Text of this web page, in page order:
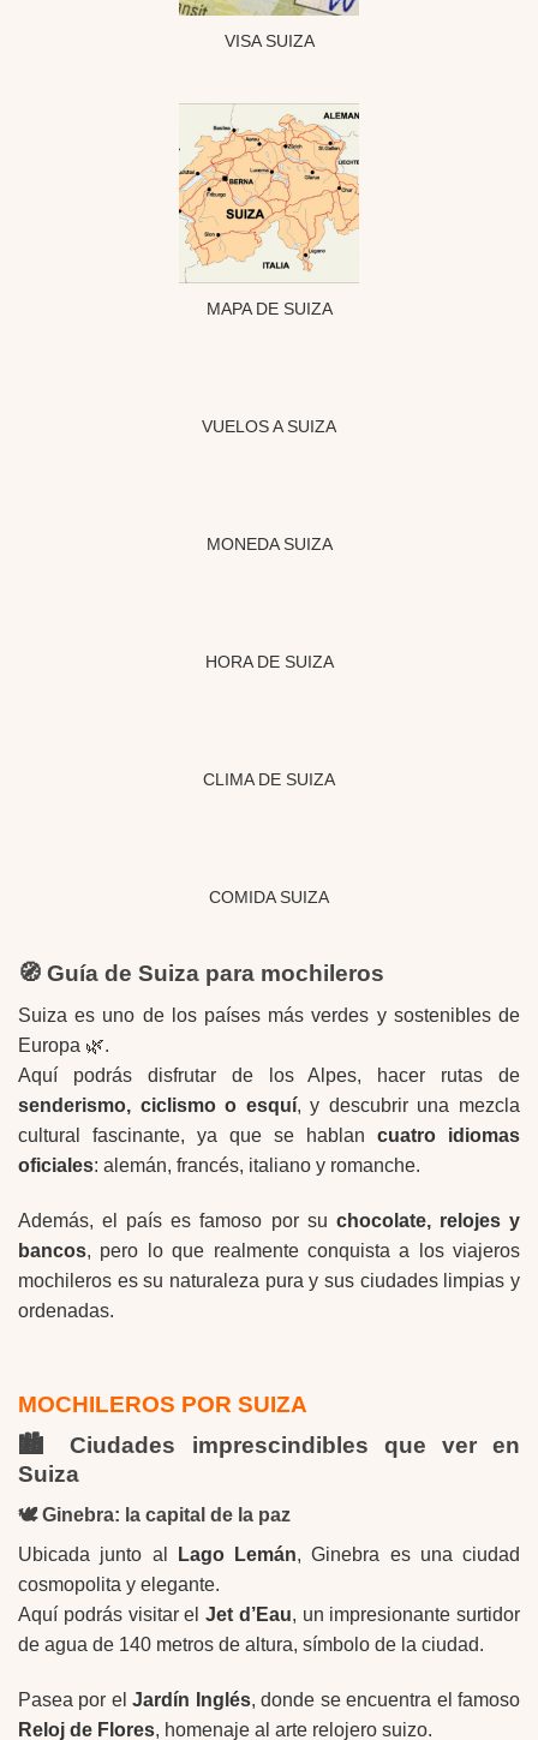
VISA SUIZA
MAPA DE SUIZA
VUELOS A SUIZA
MONEDA SUIZA
HORA DE SUIZA
CLIMA DE SUIZA
COMIDA SUIZA
🧭 Guía de Suiza para mochileros
Suiza es uno de los países más verdes y sostenibles de
Europa 🌿.
Aquí podrás disfrutar de los Alpes, hacer rutas de
senderismo, ciclismo o esquí, y descubrir una mezcla
cultural fascinante, ya que se hablan cuatro idiomas
oficiales: alemán, francés, italiano y romanche.
Además, el país es famoso por su chocolate, relojes y
bancos, pero lo que realmente conquista a los viajeros
mochileros es su naturaleza pura y sus ciudades limpias y
ordenadas.
MOCHILEROS POR SUIZA
🏙️ Ciudades imprescindibles que ver en
Suiza
🕊️Ginebra: la capital de la paz
Ubicada junto al
Lago Lemán, Ginebra es una ciudad
cosmopolita y elegante.
Aquí podrás visitar el Jet d’Eau, un impresionante surtidor
de agua de 140 metros de altura, símbolo de la ciudad.
Pasea por elJardín Inglés, donde se encuentra el famoso
Reloj de Flores, homenaje al arte relojero suizo.